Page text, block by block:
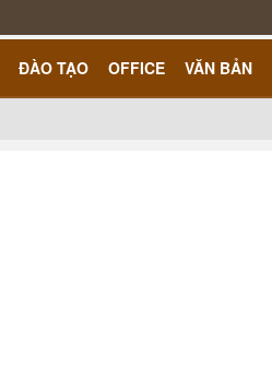
ĐÀO TẠO OFFICE VĂN BẢN